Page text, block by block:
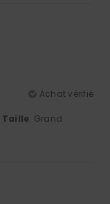
Achat vérifié
Taille: Grand